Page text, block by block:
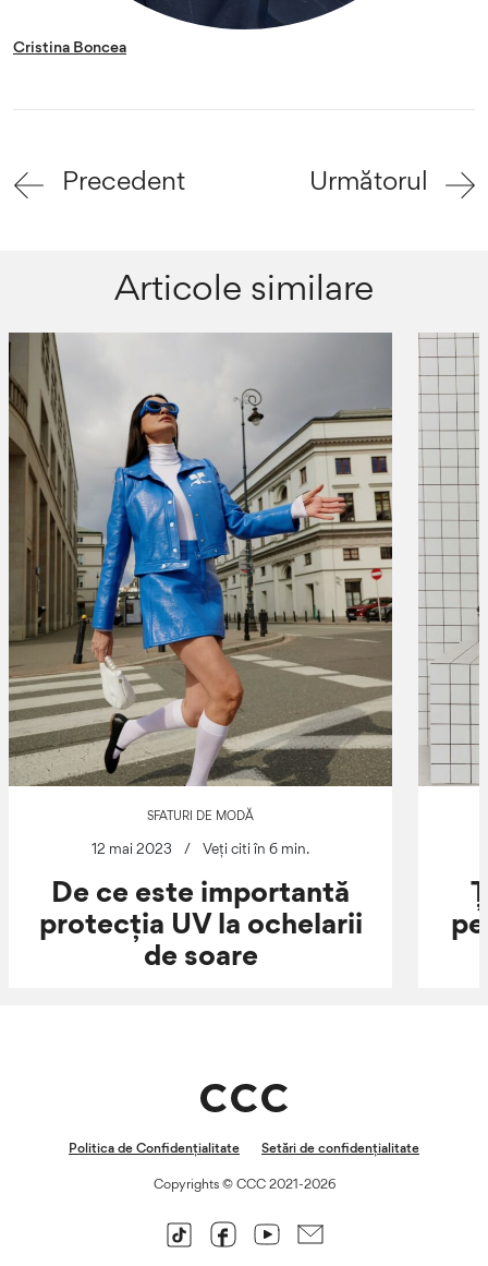
Cristina Boncea
Precedent Următorul
Articole similare
SFATURI DE MODĂ
12 mai 2023 / Veți citi în 6 min.
De ce este importantă
protecția UV la ochelarii
de soare
Politica de Confidențialitate Setări de confidențialitate
Copyrights © CCC 2021-2026